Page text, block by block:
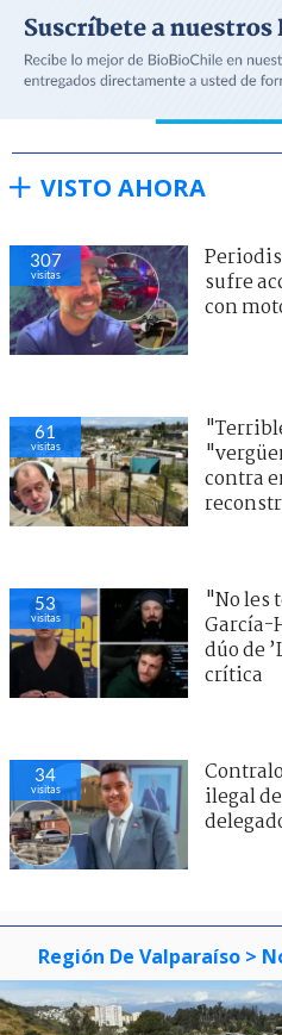
VISTO AHORA
307
visitas
sufre
con
61
visitas
contra
53
visitas
"No les
García-
dúo de
crítica
34
visitas
ilegal
Región De Valparaíso >